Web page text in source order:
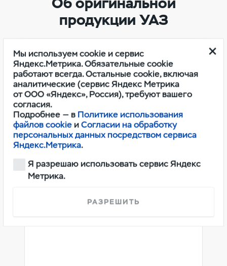
продукции УАЗ
Масла и эксплуатационные
Мы используем cookie и сервис
Яндекс.Метрика. Обязательные cookie
работают всегда. Остальные cookie, включая
аналитические (сервис Яндекс Метрика
от ООО «Яндекс», Россия), требуют вашего
согласия.
Подробнее — в Политике использования
файлов cookie иСогласии на обработку
персональных данных посредством сервиса
Яндекс.Метрика.
Я разрешаю использовать сервис Яндекс
Метрика.
РАЗРЕШИТЬ